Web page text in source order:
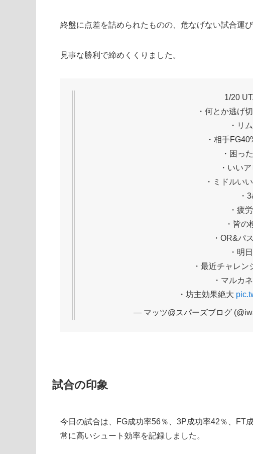
終盤に点差を詰められたものの、危なげない試合運
見事な勝利で締めくくりました。
1/20
・何とか逃げ
・リ
・相手
・困っ
・いい
・ミドルい
・
・疲
・皆の
・OR&パ
・明
・最近チャレ
・マルカ
・坊主効果絶大
— マッツ@スパーズブログ
試合の印象
今日の試合は、FG成功率56％、3P成功率42％、FT
常に高いシュート効率を記録しました。